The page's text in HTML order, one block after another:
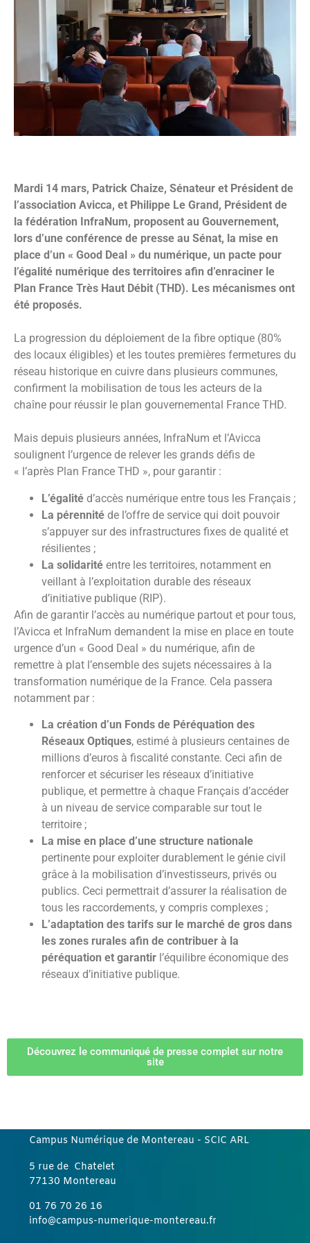
Mardi 14 mars, Patrick Chaize, Sénateur et Président de
l’association Avicca, et Philippe Le Grand, Président de
la fédération InfraNum, proposent au Gouvernement,
lors d’une conférence de presse au Sénat, la mise en
place d’un « Good Deal » du numérique, un pacte pour
l’égalité numérique des territoires afin d’enraciner le
Plan France Très Haut Débit (THD). Les mécanismes ont
été proposés.
La progression du déploiement de la fibre optique (80%
des locaux éligibles) et les toutes premières fermetures du
réseau historique en cuivre dans plusieurs communes,
confirment la mobilisation de tous les acteurs de la
chaîne pour réussir le plan gouvernemental France THD.
Mais depuis plusieurs années, InfraNum et l’Avicca
soulignent l’urgence de relever les grands défis de
« l’après Plan France THD », pour garantir :
L’égalité d’accès numérique entre tous les Français ;
La pérennité de l’offre de service qui doit pouvoir
s’appuyer sur des infrastructures fixes de qualité et
résilientes ;
La solidarité entre les territoires, notamment en
veillant à l’exploitation durable des réseaux
d’initiative publique (RIP).
Afin de garantir l’accès au numérique partout et pour tous,
l’Avicca et InfraNum demandent la mise en place en toute
urgence d’un « Good Deal » du numérique, afin de
remettre à plat l’ensemble des sujets nécessaires à la
transformation numérique de la France. Cela passera
notamment par :
La création d’un Fonds de Péréquation des
Réseaux Optiques, estimé à plusieurs centaines de
millions d’euros à fiscalité constante. Ceci afin de
renforcer et sécuriser les réseaux d’initiative
publique, et permettre à chaque Français d’accéder
à un niveau de service comparable sur tout le
territoire ;
La mise en place d’une structure nationale
pertinente pour exploiter durablement le génie civil
grâce à la mobilisation d’investisseurs, privés ou
publics. Ceci permettrait d’assurer la réalisation de
tous les raccordements, y compris complexes ;
L’adaptation des tarifs sur le marché de gros dans
les zones rurales afin de contribuer à la
péréquation et garantir l’équilibre économique des
réseaux d’initiative publique.
Découvrez le communiqué de presse complet sur notre
site
Campus Numérique de Montereau - SCIC ARL
5 rue de Chatelet
77130 Montereau
01 76 70 26 16
info@campus-numerique-montereau.fr